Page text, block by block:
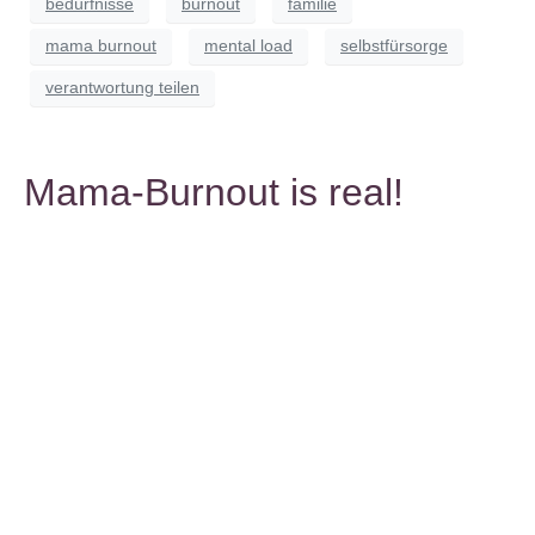
bedürfnisse burnout familie
mama burnout mental load selbstfürsorge
verantwortung teilen
Mama-Burnout is real!